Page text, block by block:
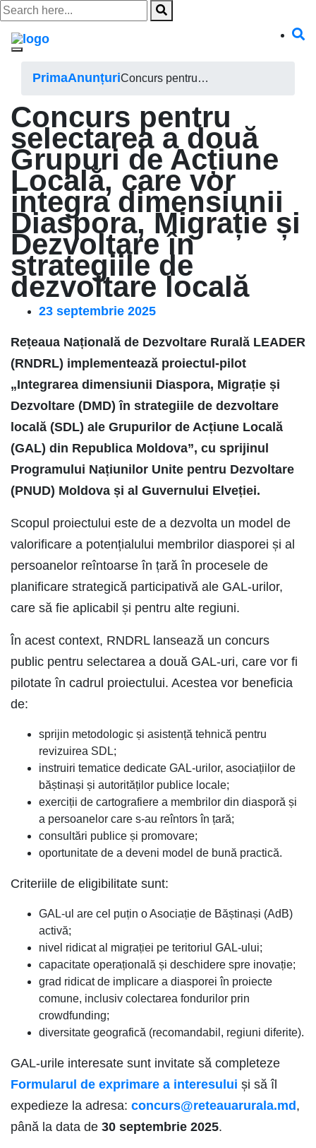
Skip
to
content
PrimaAnunțuriConcurs pentru…
Concurs pentru
selectarea a două
Grupuri de Acțiune
Locală, care vor
integra dimensiunii
Diaspora, Migrație și
Dezvoltare în
strategiile de
dezvoltare locală
23 septembrie 2025
Rețeaua Națională de Dezvoltare Rurală LEADER
(RNDRL) implementează proiectul-pilot
„Integrarea dimensiunii Diaspora, Migrație și
Dezvoltare (DMD) în strategiile de dezvoltare
locală (SDL) ale Grupurilor de Acțiune Locală
(GAL) din Republica Moldova”, cu sprijinul
Programului Națiunilor Unite pentru Dezvoltare
(PNUD) Moldova și al Guvernului Elveției.
Scopul proiectului este de a dezvolta un model de
valorificare a potențialului membrilor diasporei și al
persoanelor reîntoarse în țară în procesele de
planificare strategică participativă ale GAL-urilor,
care să fie aplicabil și pentru alte regiuni.
În acest context, RNDRL lansează un concurs
public pentru selectarea a două GAL-uri, care vor fi
pilotate în cadrul proiectului. Acestea vor beneficia
de:
sprijin metodologic și asistență tehnică pentru
revizuirea SDL;
instruiri tematice dedicate GAL-urilor, asociațiilor de
băștinași și autorităților publice locale;
exerciții de cartografiere a membrilor din diasporă și
a persoanelor care s-au reîntors în țară;
consultări publice și promovare;
oportunitate de a deveni model de bună practică.
Criteriile de eligibilitate sunt:
GAL-ul are cel puțin o Asociație de Băștinași (AdB)
activă;
nivel ridicat al migrației pe teritoriul GAL-ului;
capacitate operațională și deschidere spre inovație;
grad ridicat de implicare a diasporei în proiecte
comune, inclusiv colectarea fondurilor prin
crowdfunding;
diversitate geografică (recomandabil, regiuni diferite).
GAL-urile interesate sunt invitate să completeze
Formularul de exprimare a interesului și să îl
expedieze la adresa: concurs@reteauarurala.md ,
până la data de 30 septembrie 2025.